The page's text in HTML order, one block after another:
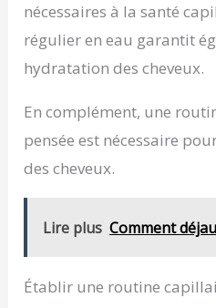
nécessaires à la santé
régulier en eau garantit
hydratation des cheveux.
En complément, une
pensée est nécessaire
des cheveux.
Lire plus Comment
Établir une routine